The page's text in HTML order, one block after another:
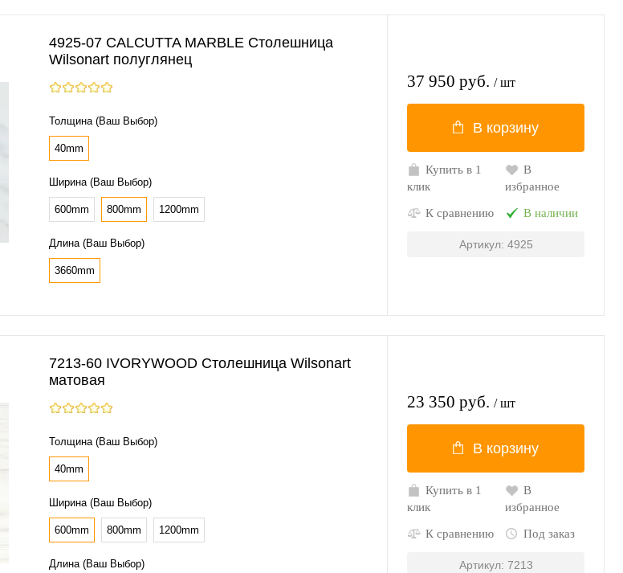
4925-07 CALCUTTA MARBLE Столешница
Wilsonart полуглянец
Толщина (Ваш Выбор)
40mm
Ширина (Ваш Выбор)
600mm 800mm 1200mm
Длина (Ваш Выбор)
3660mm
37 950 руб. / шт
В корзину
Купить в 1
клик
В
избранное
К сравнению В наличии
Артикул: 4925
7213-60 IVORYWOOD Столешница Wilsonart
матовая
Толщина (Ваш Выбор)
40mm
Ширина (Ваш Выбор)
600mm 800mm 1200mm
Длина (Ваш Выбор)
23 350 руб. / шт
В корзину
Купить в 1
клик
В
избранное
К сравнению Под заказ
Артикул: 7213